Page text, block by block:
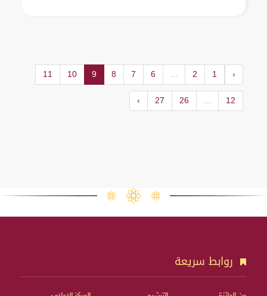
‹
1
2
...
6
7
8
9
10
11
12
...
26
27
›
روابط سريعة